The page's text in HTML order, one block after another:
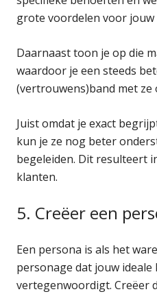
grote voordelen voor jouw
Daarnaast toon je op die
waardoor je een steeds
(vertrouwens)band met ze
Juist omdat je exact
kun je ze nog beter
begeleiden. Dit resulteert
klanten.
5. Creëer een
Een persona is als het
personage dat jouw ideale
vertegenwoordigt. Creëer